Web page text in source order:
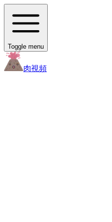
Toggle menu
肉視頻